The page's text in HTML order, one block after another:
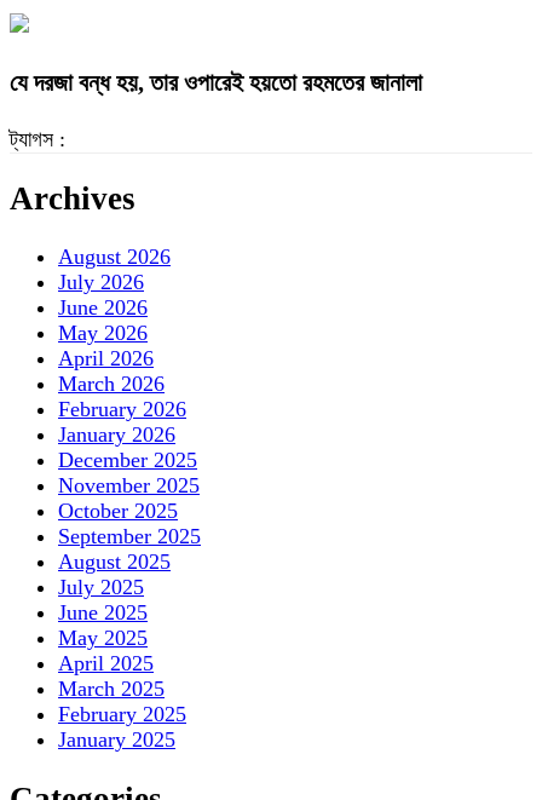
যে দরজা বন্ধ হয়, তার ওপারেই হয়তো রহমতের জানালা
ট্যাগস :
Archives
August 2026
July 2026
June 2026
May 2026
April 2026
March 2026
February 2026
January 2026
December 2025
November 2025
October 2025
September 2025
August 2025
July 2025
June 2025
May 2025
April 2025
March 2025
February 2025
January 2025